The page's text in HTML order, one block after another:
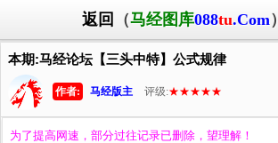
返回 （马经图库088tu.Com）
本期:马经论坛【三头中特】公式规律
作者: 马经版主 评级:★★★★★
为了提高网速，部分过往记录已删除，望理解！